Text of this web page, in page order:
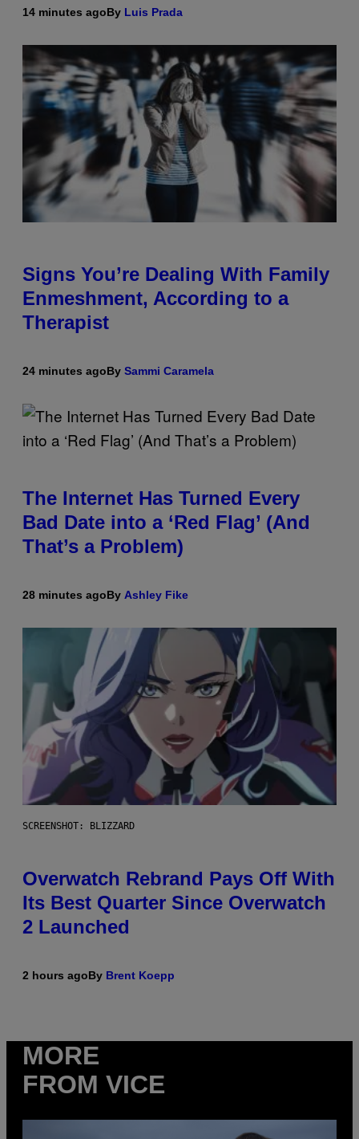
14 minutes agoBy Luis Prada
Signs You’re Dealing With Family
Enmeshment, According to a
Therapist
24 minutes agoBy Sammi Caramela
The Internet Has Turned Every
Bad Date into a ‘Red Flag’ (And
That’s a Problem)
28 minutes agoBy Ashley Fike
SCREENSHOT: BLIZZARD
Overwatch Rebrand Pays Off With
Its Best Quarter Since Overwatch
2 Launched
2 hours agoBy Brent Koepp
MORE
FROM VICE